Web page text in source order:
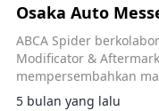
Osaka Auto
ABCA Spider
Modificator &
mempersembahkan
Toyota 86 bertema
5 bulan yang lalu